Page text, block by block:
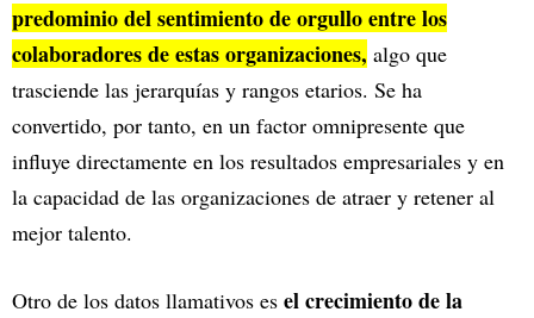
predominio del sentimiento de orgullo entre los
colaboradores de estas organizaciones, algo que
trasciende las jerarquías y rangos etarios. Se ha
convertido, por tanto, en un factor omnipresente que
influye directamente en los resultados empresariales y en
la capacidad de las organizaciones de atraer y retener al
mejor talento.
Otro de los datos llamativos es el crecimiento de la